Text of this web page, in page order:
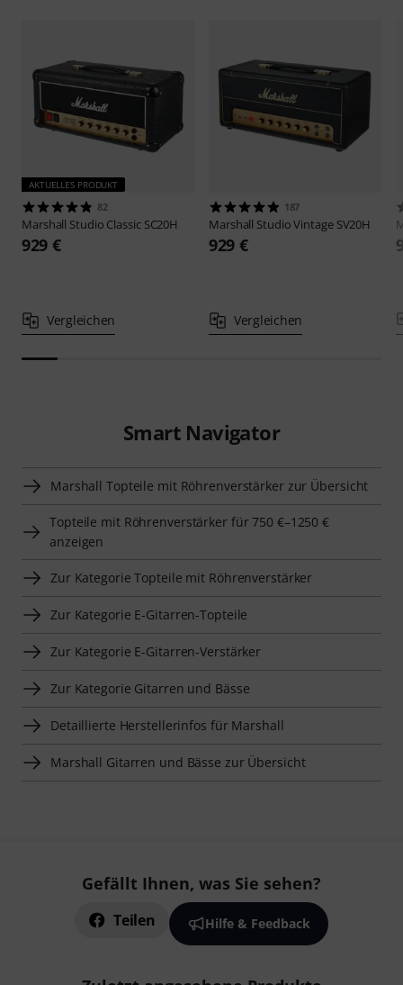
AKTUELLES PRODUKT
82
Marshall Studio Classic SC20H
929 €
Vergleichen
187
Marshall Studio Vintage SV20H
929 €
Vergleichen
Smart Navigator
Marshall Topteile mit Röhrenverstärker zur Übersicht
Topteile mit Röhrenverstärker für 750 €–1250 €
anzeigen
Zur Kategorie Topteile mit Röhrenverstärker
Zur Kategorie E-Gitarren-Topteile
Zur Kategorie E-Gitarren-Verstärker
Zur Kategorie Gitarren und Bässe
Detaillierte Herstellerinfos für Marshall
Marshall Gitarren und Bässe zur Übersicht
Gefällt Ihnen, was Sie sehen?
Teilen Hilfe & Feedback